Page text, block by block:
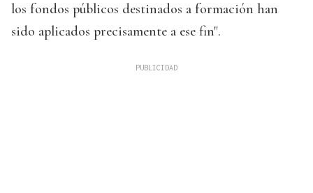
los fondos públicos destinados a formación han
sido aplicados precisamente a ese fin".